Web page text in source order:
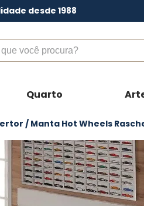
desde 1988
você procura?
Quarto
/ Manta Hot Wheels